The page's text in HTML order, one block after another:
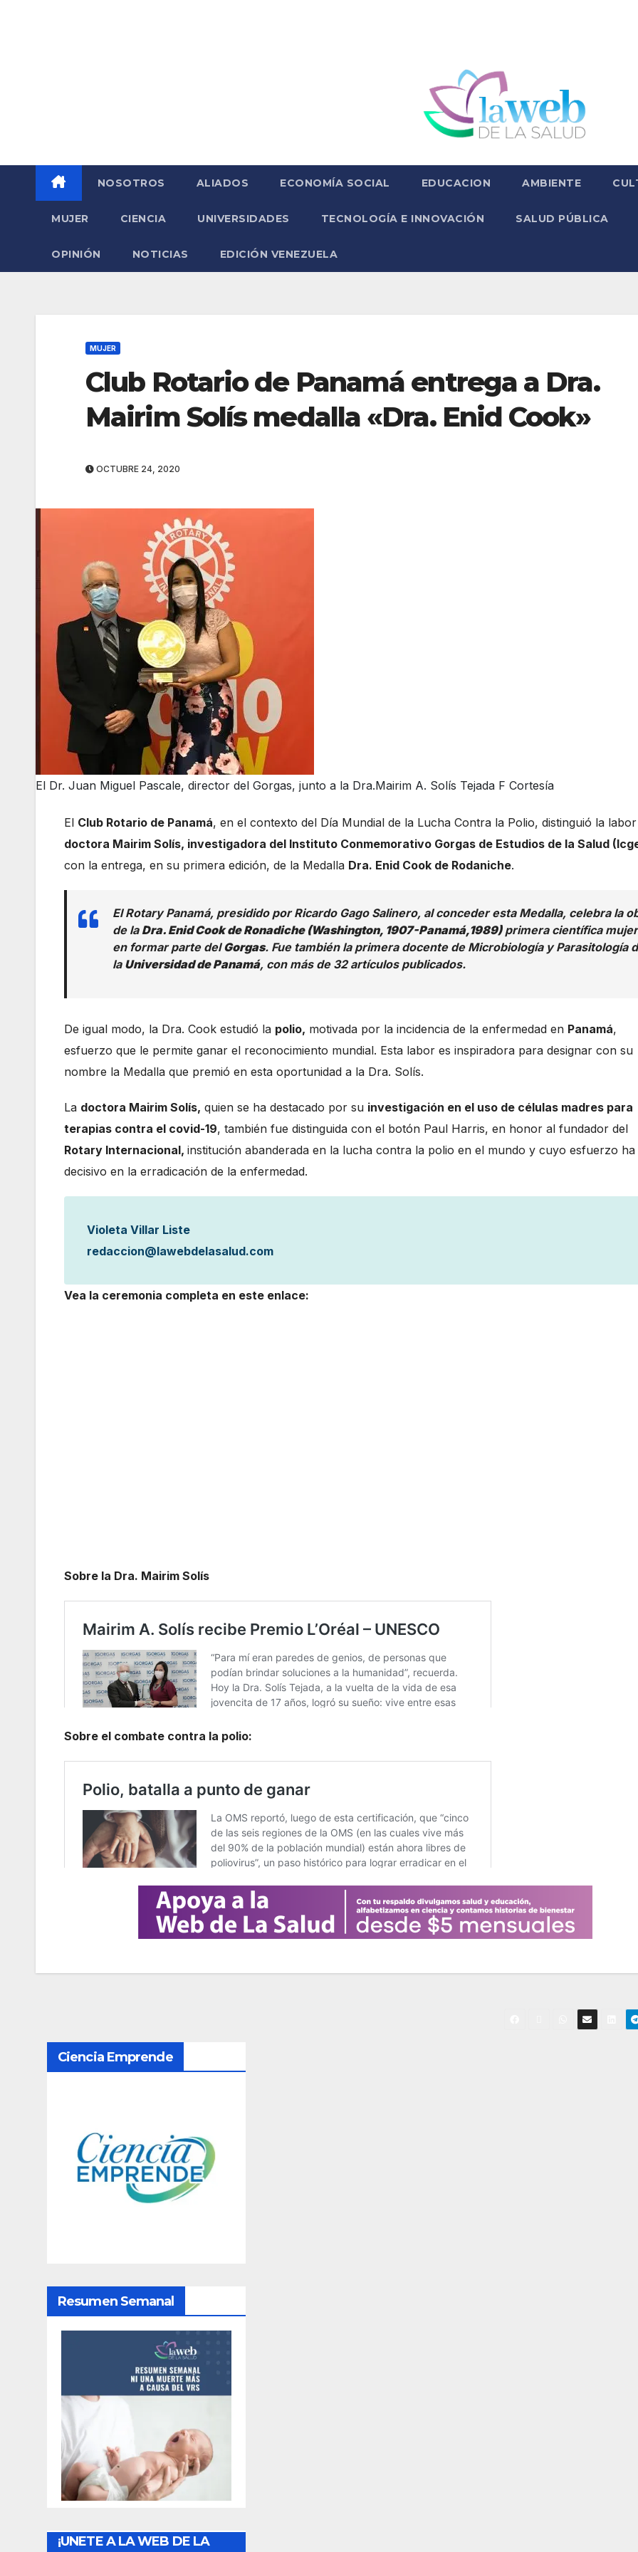
NOSOTROS ALIADOS ECONOMÍA SOCIAL EDUCACION AMBIENTE
MUJER CIENCIA UNIVERSIDADES TECNOLOGÍA E INNOVACIÓN SALUD PÚBLICA
OPINIÓN NOTICIAS EDICIÓN VENEZUELA
MUJER
Club Rotario de Panamá entrega a Dra.
Mairim Solís medalla «Dra. Enid Cook»
OCTUBRE 24, 2020
El Dr. Juan Miguel Pascale, director del Gorgas, junto a la Dra.Mairim A. Solís Tejada F Cortesía
El Club Rotario de Panamá, en el contexto del Día Mundial de la Lucha Contra la Polio, distinguió la
doctora Mairim Solís, investigadora del Instituto Conmemorativo Gorgas de Estudios de la Salud
con la entrega, en su primera edición, de la Medalla Dra. Enid Cook de Rodaniche.
El Rotary Panamá, presidido por Ricardo Gago Salinero, al conceder esta Medalla, celebra la
de laDra. Enid Cook de Ronadiche (Washington, 1907-Panamá,1989)primera científica mujer
en formar parte delGorgas. Fue también la primera docente de Microbiología y Parasitología
la Universidad de Panamá, con más de 32 artículos publicados.
De igual modo, la Dra. Cook estudió la polio, motivada por la incidencia de la enfermedad en Panamá,
esfuerzo que le permite ganar el reconocimiento mundial. Esta labor es inspiradora para designar con su
nombre la Medalla que premió en esta oportunidad a la Dra. Solís.
La doctora Mairim Solís, quien se ha destacado por su investigación en el uso de células madres para
terapias contra el covid-19, también fue distinguida con el botón Paul Harris, en honor al fundador del
Rotary Internacional, institución abanderada en la lucha contra la polio en el mundo y cuyo esfuerzo ha
decisivo en la erradicación de la enfermedad.
Violeta Villar Liste
redaccion@lawebdelasalud.com
Vea la ceremonia completa en este enlace:
Sobre la Dra. Mairim Solís
Sobre el combate contra la polio:
ó
n
Ciencia Emprende
Resumen Semanal
¡UNETE A LA WEB DE LA